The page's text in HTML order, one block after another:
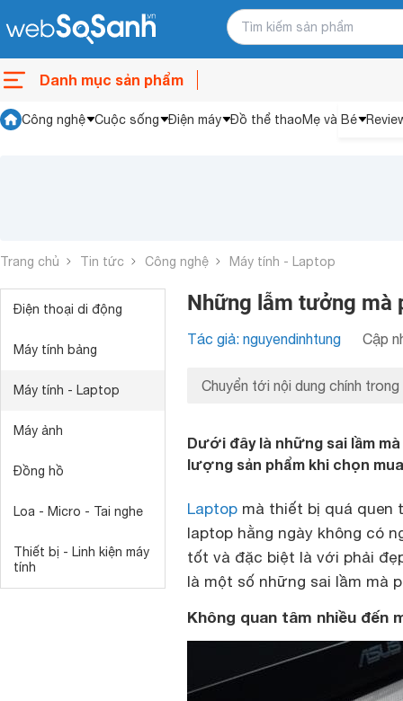
Danh mục sản phẩm
Công nghệ Cuộc sống Điện máy Đồ thể thaoMẹ và Bé
Trang chủ Tin tức Công nghệ Máy tính - Laptop
Điện thoại di động
Máy tính bảng
Máy tính - Laptop
Máy ảnh
Đồng hồ
Loa - Micro - Tai nghe
Thiết bị - Linh kiện máy
tính
Những lẫm tưởng mà
Tác giả: nguyendinhtung Cập
Chuyển tới nội dung chính trong
Dưới đây là những sai lầm
lượng sản phẩm khi chọn
Laptop mà thiết bị quá quen
laptop hằng ngày không có
tốt và đặc biệt là với phải
là một số những sai lầm mà
Không quan tâm nhiều đến